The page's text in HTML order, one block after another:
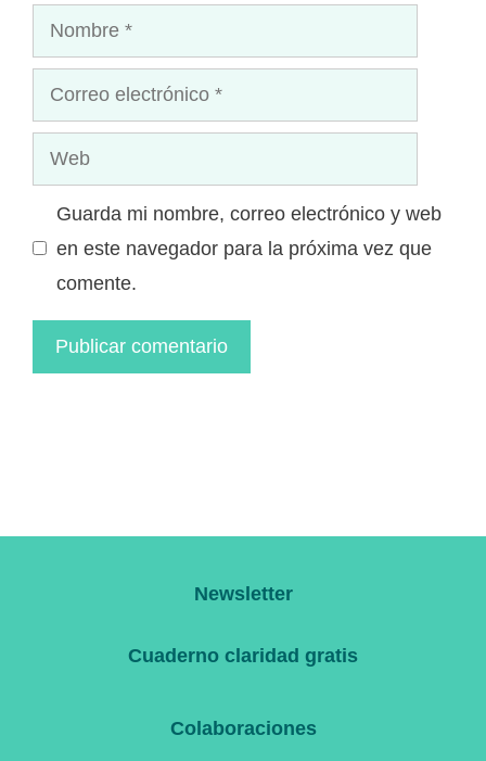
Nombre
Correo
electrónico
Web
Guarda mi nombre, correo electrónico y web
en este navegador para la próxima vez que
comente.
Newsletter
Cuaderno claridad gratis
Colaboraciones